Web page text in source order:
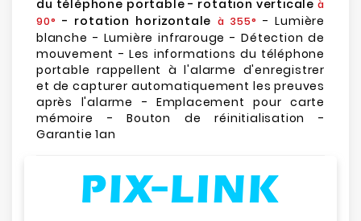
du téléphone portable - rotation verticale à
90° - rotation horizontale à 355° - Lumière
blanche - Lumière infrarouge - Détection de
mouvement - Les informations du téléphone
portable rappellent à l'alarme d'enregistrer
et de capturer automatiquement les preuves
après l'alarme - Emplacement pour carte
mémoire - Bouton de réinitialisation -
Garantie 1an